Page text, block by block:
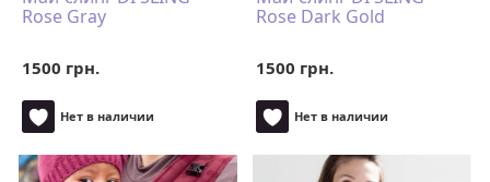
Rose Gray
1500 грн.
Нет в наличии
Rose Dark Gold
1500 грн.
Нет в наличии